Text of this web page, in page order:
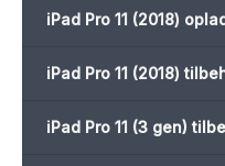
iPad Pro 11 (2018)
iPad Pro 11 (2018)
iPad Pro 11 (3 gen)